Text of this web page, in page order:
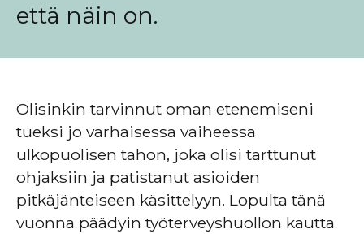
että näin on.
Olisinkin tarvinnut oman etenemiseni
tueksi jo varhaisessa vaiheessa
ulkopuolisen tahon, joka olisi tarttunut
ohjaksiin ja patistanut asioiden
pitkäjänteiseen käsittelyyn. Lopulta tänä
vuonna päädyin työterveyshuollon kautta